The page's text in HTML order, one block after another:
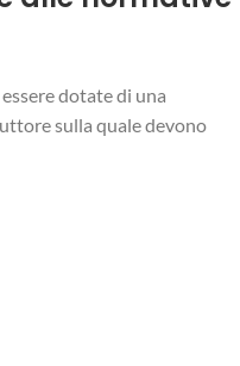
dotate di una
sulla quale devono